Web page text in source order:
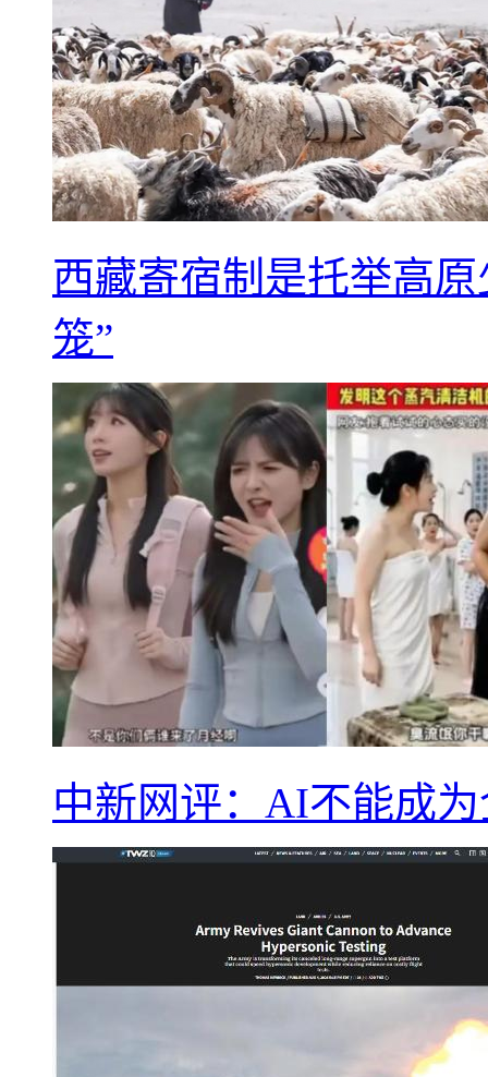
西藏寄宿制是托举高
笼”
中新网评：AI不能成